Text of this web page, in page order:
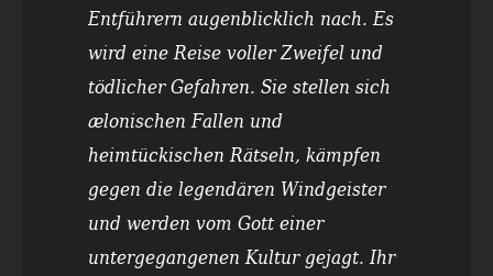
Entführern augenblicklich nach. Es
wird eine Reise voller Zweifel und
tödlicher Gefahren. Sie stellen sich
ælonischen Fallen und
heimtückischen Rätseln, kämpfen
gegen die legendären Windgeister
und werden vom Gott einer
untergegangenen Kultur gejagt. Ihr